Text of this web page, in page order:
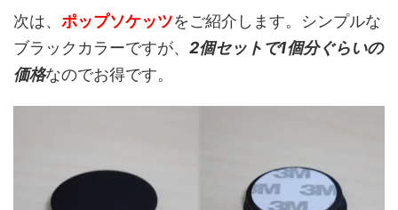
次は、 ポップソケッツをご紹介します。シンプルな
ブラックカラーですが、 2個セットで1個分ぐらいの
価格なのでお得です。